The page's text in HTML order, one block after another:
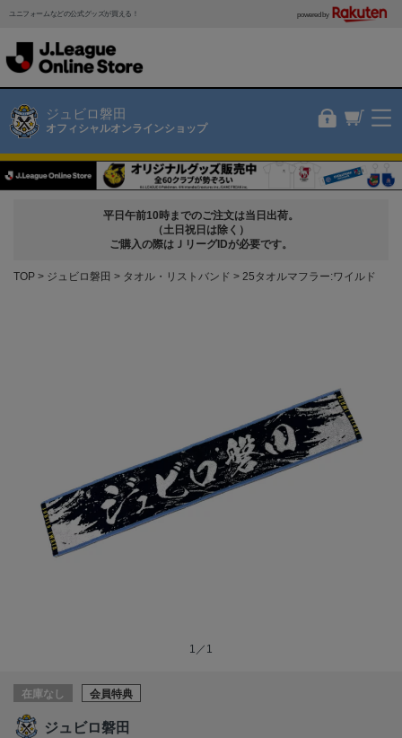
ユニフォームなどの公式グッズが買える！ powered by
ジュビロ磐田
オフィシャルオンラインショップ
平日午前10時までのご注文は当日出荷。
（土日祝日は除く）
ご購入の際はＪリーグIDが必要です。
TOP ジュビロ磐田 タオル・リストバンド 25タオルマフラー:ワイルド
1／1
在庫なし 会員特典
ジュビロ磐田